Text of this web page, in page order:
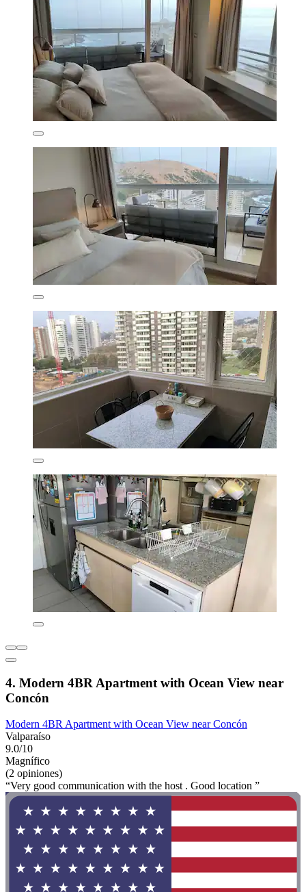
4. Modern 4BR Apartment with Ocean View near
Concón
Modern 4BR Apartment with Ocean View near Concón
Valparaíso
9.0/10
Magnífico
(2 opiniones)
“Very good communication with the host . Good location ”